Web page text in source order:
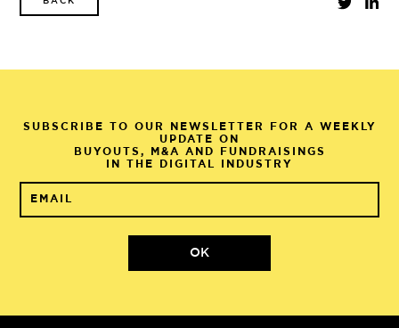
BACK
SUBSCRIBE TO OUR NEWSLETTER FOR A WEEKLY
UPDATE ON
BUYOUTS, M&A AND FUNDRAISINGS
IN THE DIGITAL INDUSTRY